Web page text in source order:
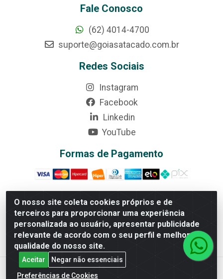
O nosso site coleta cookies próprios e de
terceiros para proporcionar uma experiência
personalizada ao usuário, apresentar publicidade
relevante de acordo com o seu perfil e melhorar a
qualidade do nosso site.
Aceitar
Negar não essenciais
Preferências de Cookies
Fale Conosco
(62) 4014-4700
suporte@goiasatacado.com.br
Redes Sociais
Instagram
Facebook
Linkedin
YouTube
Formas de Pagamento
Rede Brasil - Avenida Universitária, nº 3860, Jardim das
Américas II Etapa - Anápolis/GO - CEP 75070-415 - CNPJ
07.728.073/0002-24